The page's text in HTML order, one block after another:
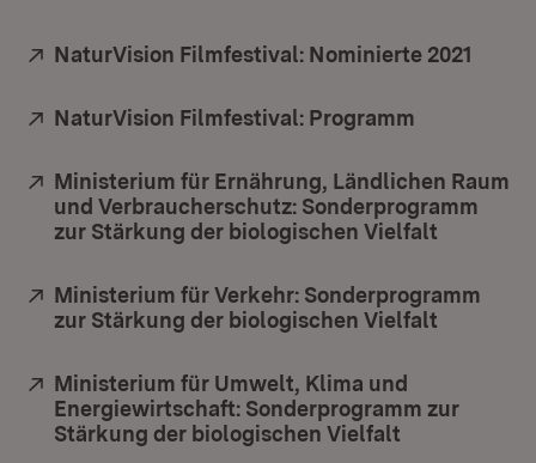
Extern:
NaturVision Filmfestival: Nominierte 2021
Extern:
NaturVision Filmfestival: Programm
Extern:
Ministerium für Ernährung, Ländlichen Raum
und Verbraucherschutz: Sonderprogramm
zur Stärkung der biologischen Vielfalt
Extern:
Ministerium für Verkehr: Sonderprogramm
zur Stärkung der biologischen Vielfalt
Extern:
Ministerium für Umwelt, Klima und
Energiewirtschaft: Sonderprogramm zur
Stärkung der biologischen Vielfalt